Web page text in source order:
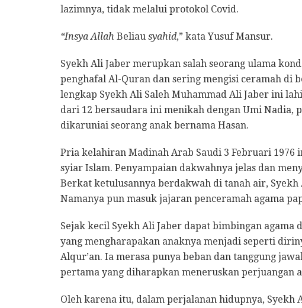
lazimnya, tidak melalui protokol Covid.
“Insya Allah Beliau syahid,” kata Yusuf Mansur.
Syekh Ali Jaber merupkan salah seorang ulama
penghafal Al-Quran dan sering mengisi ceramah di
lengkap Syekh Ali Saleh Muhammad Ali Jaber ini
dari 12 bersaudara ini menikah dengan Umi Nadia,
dikaruniai seorang anak bernama Hasan.
Pria kelahiran Madinah Arab Saudi 3 Februari
syiar Islam. Penyampaian dakwahnya jelas dan
Berkat ketulusannya berdakwah di tanah air,
Namanya pun masuk jajaran penceramah agama
Sejak kecil Syekh Ali Jaber dapat bimbingan agama
yang mengharapakan anaknya menjadi seperti
Alqur’an. Ia merasa punya beban dan tanggung
pertama yang diharapkan meneruskan perjuangan
Oleh karena itu, dalam perjalanan hidupnya,